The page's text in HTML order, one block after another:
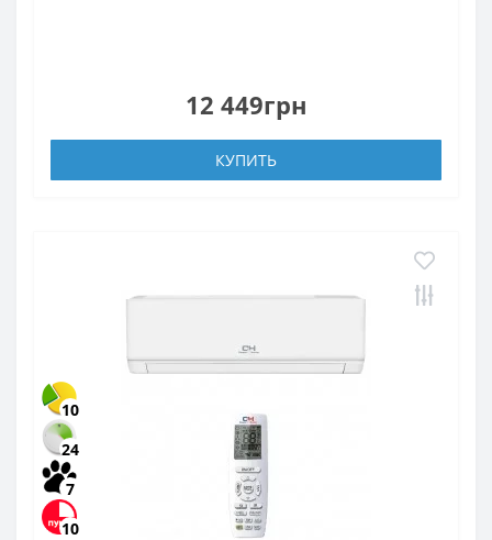
12 449грн
КУПИТЬ
10
24
7
10